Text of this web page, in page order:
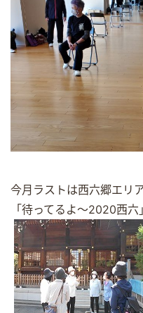
今月ラストは西六郷エリ
「待ってるよ～2020西六